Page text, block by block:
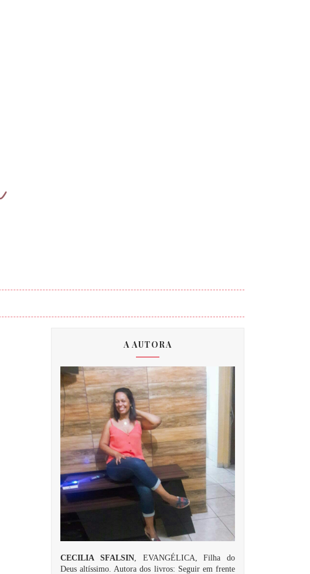
A AUTORA
CECILIA SFALSIN, EVANGÉLICA, Filha do
Deus altíssimo. Autora dos livros: Seguir em frente